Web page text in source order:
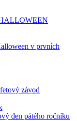
v prvních
závod
den pátého ročníku